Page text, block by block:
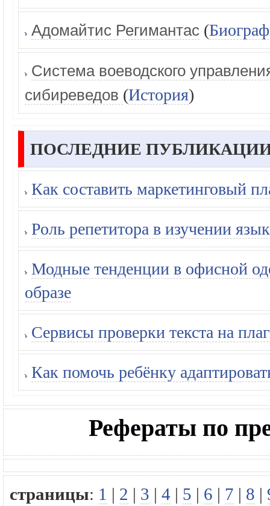
Адомайтис Регимантас (
Система воеводского
сибиреведов (История)
ПОСЛЕДНИЕ
Как составить маркетинговый
Роль репетитора в изучении
Модные тенденции в офисной
образе
Сервисы проверки текста на
Как помочь ребёнку
Рефераты по
страницы: 1 | 2 | 3 | 4 | 5 | 6 | 7 | 8 |